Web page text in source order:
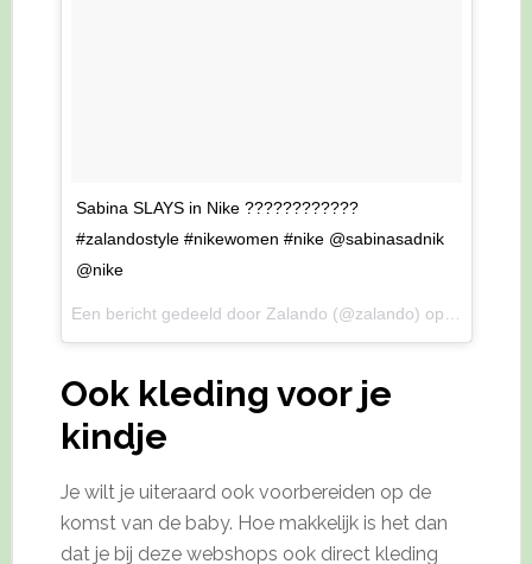
Sabina SLAYS in Nike ????????????
#zalandostyle #nikewomen #nike @sabinasadnik
@nike
Ook kleding voor je
kindje
Je wilt je uiteraard ook voorbereiden op de
komst van de baby. Hoe makkelijk is het dan
dat je bij deze webshops ook direct kleding